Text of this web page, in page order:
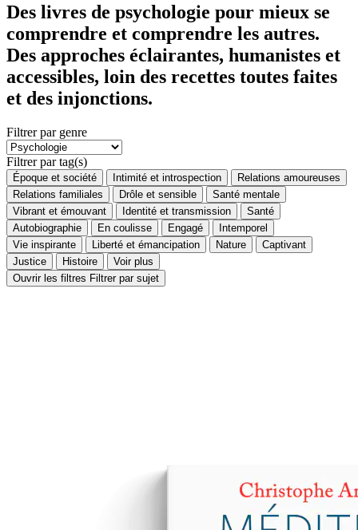
Des livres de psychologie pour mieux se
comprendre et comprendre les autres.
Des approches éclairantes, humanistes et
accessibles, loin des recettes toutes faites
et des injonctions.
Filtrer par genre
Filtrer par tag(s)
Époque et société Intimité et introspection
Relations amoureuses
Relations familiales
Drôle et sensible
Santé mentale
Vibrant et émouvant
Identité et transmission
Santé
Autobiographie
En coulisse Engagé
Intemporel
Vie inspirante
Liberté et émancipation Nature
Captivant
Justice
Histoire
Voir plus
Ouvrir les filtres Filtrer par sujet